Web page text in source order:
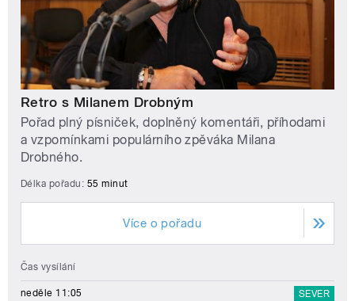
Retro s Milanem Drobným
Pořad plný písniček, doplněný komentáři, příhodami
a vzpomínkami populárního zpěváka Milana
Drobného.
Délka pořadu: 55 minut
Více o pořadu
Čas vysílání
neděle 11:05 SEVER